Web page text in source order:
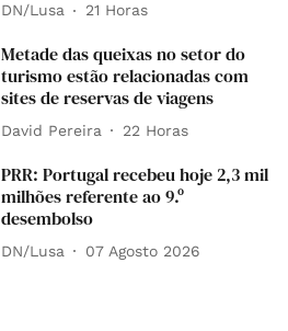
DN/Lusa 21 Horas
Metade das queixas no setor do
turismo estão relacionadas com
sites de reservas de viagens
David Pereira 22 Horas
PRR: Portugal recebeu hoje 2,3 mil
milhões referente ao 9.º
desembolso
DN/Lusa 07 Agosto 2026